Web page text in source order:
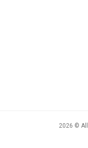
2026 © All